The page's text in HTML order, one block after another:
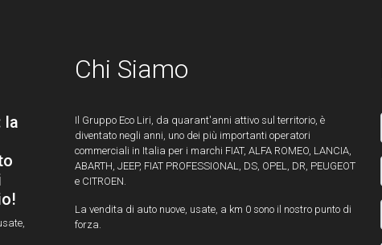
la
Chi Siamo
Il Gruppo Eco Liri, da quarant'anni attivo sul territorio, è
diventato negli anni, uno dei più importanti operatori
commerciali in Italia per i marchi FIAT, ALFA ROMEO, LANCIA,
ABARTH, JEEP, FIAT PROFESSIONAL, DS, OPEL, DR, PEUGEOT
e CITROEN.
La vendita di auto nuove, usate, a km 0 sono il nostro punto di
forza.